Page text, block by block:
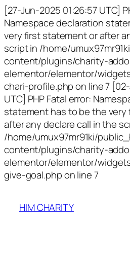
[27-Jun-2025 01:26:57 UTC]
Namespace declaration
very first statement or after
script in /home/
content/plugins/charity-
elementor/elementor/
chari-profile.php on line 7
UTC] PHP Fatal error:
statement has to be the
after any declare call in the
/home/umux97mr91ki/
content/plugins/charity-
elementor/elementor/
give-goal.php on line 7
HIM CHARITY